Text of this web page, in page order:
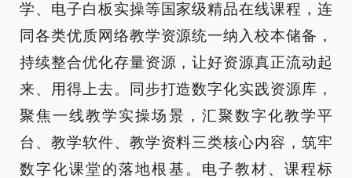
学、电子白板实操等国家级精品在线课程，连
同各类优质网络教学资源统一纳入校本储备，
持续整合优化存量资源，让好资源真正流动起
来、用得上去。同步打造数字化实践资源库，
聚焦一线教学实操场景，汇聚数字化教学平
台、教学软件、教学资料三类核心内容，筑牢
数字化课堂的落地根基。电子教材、课程标